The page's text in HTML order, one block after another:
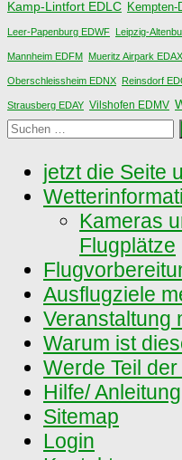
Kamp-Lintfort EDLC Kempten-
Leer-Papenburg EDWF Leipzig-
Mannheim EDFM Mueritz Airpark EDAX
Oberschleissheim EDNX Reinsdorf
Strausberg EDAY Vilshofen EDMV
Suchen
jetzt die Seite
Kameras
Flugplätze
Ausflugziele
Veranstaltung
Warum ist
Werde Teil
Hilfe/ Anleitung
Sitemap
Login